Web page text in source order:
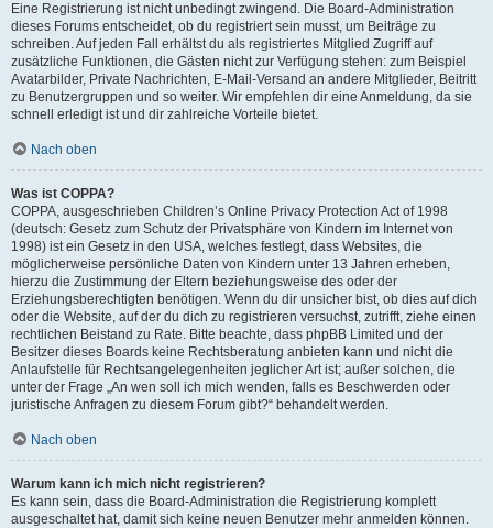
Eine Registrierung ist nicht unbedingt zwingend. Die Board-Administration
dieses Forums entscheidet, ob du registriert sein musst, um Beiträge zu
schreiben. Auf jeden Fall erhältst du als registriertes Mitglied Zugriff auf
zusätzliche Funktionen, die Gästen nicht zur Verfügung stehen: zum Beispiel
Avatarbilder, Private Nachrichten, E-Mail-Versand an andere Mitglieder, Beitritt
zu Benutzergruppen und so weiter. Wir empfehlen dir eine Anmeldung, da sie
schnell erledigt ist und dir zahlreiche Vorteile bietet.
Nach oben
Was ist COPPA?
COPPA, ausgeschrieben Children’s Online Privacy Protection Act of 1998
(deutsch: Gesetz zum Schutz der Privatsphäre von Kindern im Internet von
1998) ist ein Gesetz in den USA, welches festlegt, dass Websites, die
möglicherweise persönliche Daten von Kindern unter 13 Jahren erheben,
hierzu die Zustimmung der Eltern beziehungsweise des oder der
Erziehungsberechtigten benötigen. Wenn du dir unsicher bist, ob dies auf dich
oder die Website, auf der du dich zu registrieren versuchst, zutrifft, ziehe einen
rechtlichen Beistand zu Rate. Bitte beachte, dass phpBB Limited und der
Besitzer dieses Boards keine Rechtsberatung anbieten kann und nicht die
Anlaufstelle für Rechtsangelegenheiten jeglicher Art ist; außer solchen, die
unter der Frage „An wen soll ich mich wenden, falls es Beschwerden oder
juristische Anfragen zu diesem Forum gibt?“ behandelt werden.
Nach oben
Warum kann ich mich nicht registrieren?
Es kann sein, dass die Board-Administration die Registrierung komplett
ausgeschaltet hat, damit sich keine neuen Benutzer mehr anmelden können.